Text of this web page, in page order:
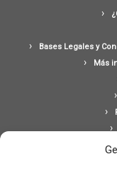
Bases Legales y
Más